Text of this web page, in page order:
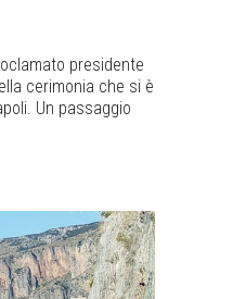
presidente
cerimonia che si è
Un passaggio